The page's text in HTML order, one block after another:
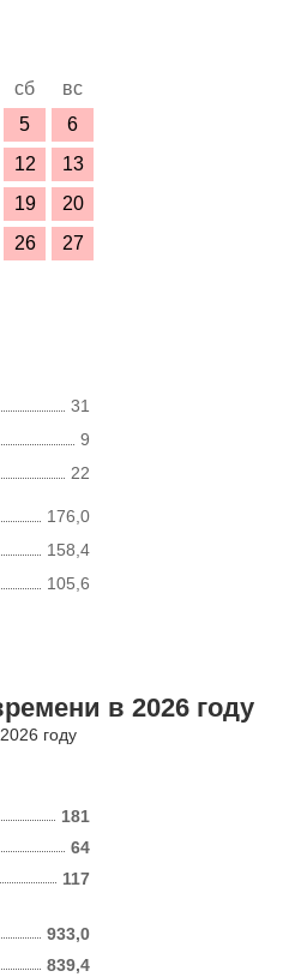
сб
вс
5
6
12
13
19
20
26
27
31
9
22
176,0
158,4
105,6
в 2026 году
году
181
117
64
933,0
839,4